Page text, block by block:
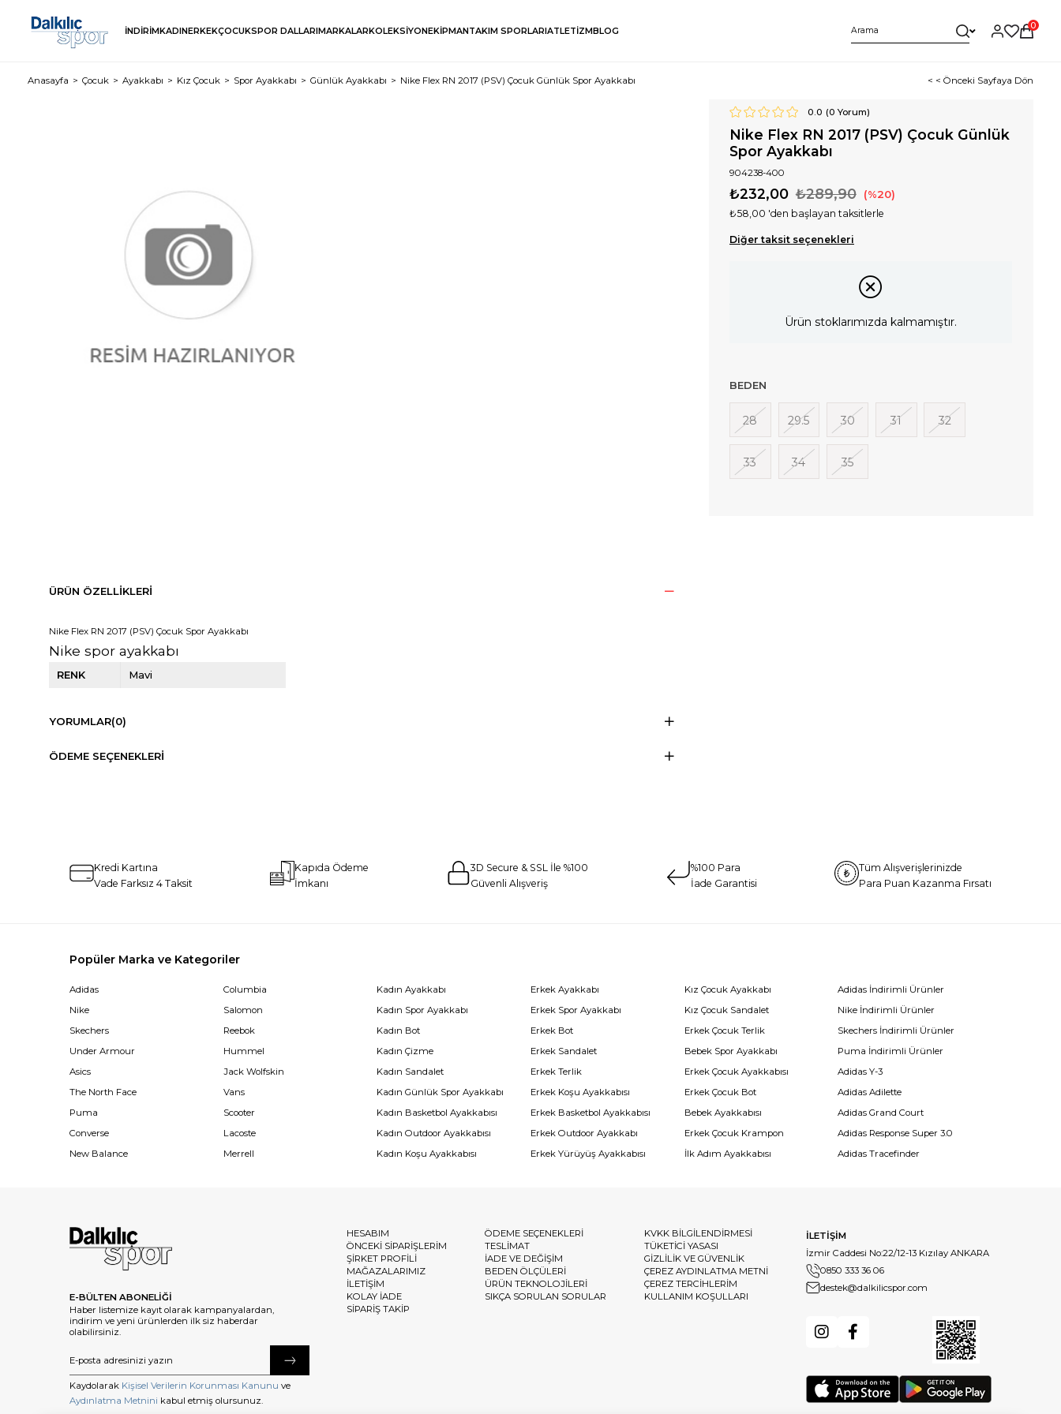
İNDİRİMKADINERKEKÇOCUKSPOR DALLARIMARKALARKOLEKSİYONEKİPMANTAKIM SPORLARIATLETİZMBLOG
0
Anasayfa Çocuk Ayakkabı Kız Çocuk Spor Ayakkabı Günlük Ayakkabı Nike Flex RN 2017 (PSV) Çocuk Günlük Spor Ayakkabı < < Önceki Sayfaya Dön
0.0 (0 Yorum)
Nike Flex RN 2017 (PSV) Çocuk Günlük
Spor Ayakkabı
904238-400
₺289,90
₺232,00 20
₺58,00 'den başlayan taksitlerle
Diğer taksit seçenekleri
Ürün stoklarımızda kalmamıştır.
BEDEN
28 29.5 30 31 32
33 34 35
ÜRÜN ÖZELLIKLERI
Nike Flex RN 2017 (PSV) Çocuk Spor Ayakkabı
Nike spor ayakkabı
RENK Mavi
YORUMLAR(0)
ÖDEME SEÇENEKLERI
Kredi Kartına
Vade Farksız 4 Taksit
Kapıda Ödeme
İmkanı
3D Secure & SSL İle %100
Güvenli Alışveriş
%100 Para
İade Garantisi
Tüm Alışverişlerinizde
Para Puan Kazanma Fırsatı
Popüler Marka ve Kategoriler
Adidas
Nike
Skechers
Under Armour
Asics
The North Face
Puma
Converse
New Balance
Columbia
Salomon
Reebok
Hummel
Jack Wolfskin
Vans
Scooter
Lacoste
Merrell
Kadın Ayakkabı
Kadın Spor Ayakkabı
Kadın Bot
Kadın Çizme
Kadın Sandalet
Kadın Günlük Spor Ayakkabı
Kadın Basketbol Ayakkabısı
Kadın Outdoor Ayakkabısı
Kadın Koşu Ayakkabısı
Erkek Ayakkabı
Erkek Spor Ayakkabı
Erkek Bot
Erkek Sandalet
Erkek Terlik
Erkek Koşu Ayakkabısı
Erkek Basketbol Ayakkabısı
Erkek Outdoor Ayakkabı
Erkek Yürüyüş Ayakkabısı
Kız Çocuk Ayakkabı
Kız Çocuk Sandalet
Erkek Çocuk Terlik
Bebek Spor Ayakkabı
Erkek Çocuk Ayakkabısı
Erkek Çocuk Bot
Bebek Ayakkabısı
Erkek Çocuk Krampon
İlk Adım Ayakkabısı
Adidas İndirimli Ürünler
Nike İndirimli Ürünler
Skechers İndirimli Ürünler
Puma İndirimli Ürünler
Adidas Y-3
Adidas Adilette
Adidas Grand Court
Adidas Response Super 3.0
Adidas Tracefinder
E-BÜLTEN ABONELİĞİ
Haber listemize kayıt olarak kampanyalardan,
indirim ve yeni ürünlerden ilk siz haberdar
olabilirsiniz.
Kaydolarak Kişisel Verilerin Korunması Kanunu ve
Aydınlatma Metnini kabul etmiş olursunuz.
HESABIM
ÖNCEKİ SİPARİŞLERİM
ŞİRKET PROFİLİ
MAĞAZALARIMIZ
İLETİŞİM
KOLAY İADE
SİPARİŞ TAKİP
ÖDEME SEÇENEKLERİ
TESLİMAT
İADE VE DEĞİŞİM
BEDEN ÖLÇÜLERİ
ÜRÜN TEKNOLOJİLERİ
SIKÇA SORULAN SORULAR
KVKK BİLGİLENDİRMESİ
TÜKETİCİ YASASI
GİZLİLİK VE GÜVENLİK
ÇEREZ AYDINLATMA METNİ
ÇEREZ TERCİHLERİM
KULLANIM KOŞULLARI
İLETİŞİM
İzmir Caddesi No:22/12-13 Kızılay ANKARA
0850 333 36 06
destek@dalkilicspor.com